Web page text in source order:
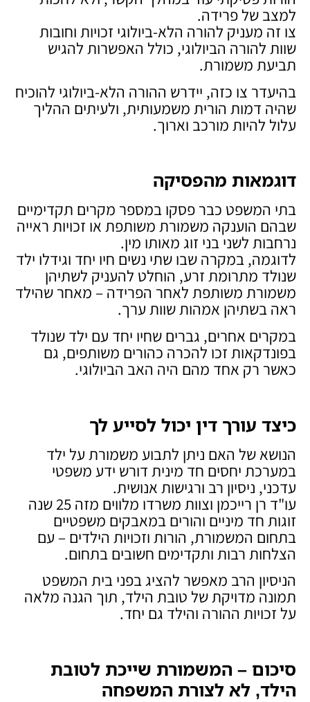
למצב של פרידה.
צו זה מעניק להורה הלא-ביולוגי זכויות וחובות
שוות להורה הביולוגי, כולל האפשרות להגיש
תביעת משמורת.
בהיעדר צו כזה, יידרש ההורה הלא-ביולוגי להוכיח
שהיה דמות הורית משמעותית, ולעיתים ההליך
עלול להיות מורכב וארוך.
דוגמאות מהפסיקה
בתי המשפט כבר פסקו במספר מקרים תקדימיים
שבהם הוענקה משמורת משותפת או זכויות ראייה
נרחבות לשני בני זוג מאותו מין.
לדוגמה, במקרה שבו שתי נשים חיו יחד וגידלו ילד
שנולד מתרומת זרע, הוחלט להעניק לשתיהן
משמורת משותפת לאחר הפרידה – מאחר שהילד
ראה בשתיהן אמהות שוות ערך.
במקרים אחרים, גברים שחיו יחד עם ילד שנולד
בפונדקאות זכו להכרה כהורים משותפים, גם
כאשר רק אחד מהם היה האב הביולוגי.
כיצד עורך דין יכול לסייע לך
הנושא של האם ניתן לתבוע משמורת על ילד
במערכת יחסים חד מינית דורש ידע משפטי
עדכני, ניסיון רב ורגישות אנושית.
עו"ד רן רייכמן וצוות משרדו מלווים מזה 25 שנה
זוגות חד מיניים והורים במאבקים משפטיים
בתחום המשמורת, הורות וזכויות הילדים – עם
הצלחות רבות ותקדימים חשובים בתחום.
הניסיון הרב מאפשר להציג בפני בית המשפט
תמונה מדויקת של טובת הילד, תוך הגנה מלאה
על זכויות ההורה והילד גם יחד.
סיכום – המשמורת שייכת לטובת
הילד, לא לצורת המשפחה